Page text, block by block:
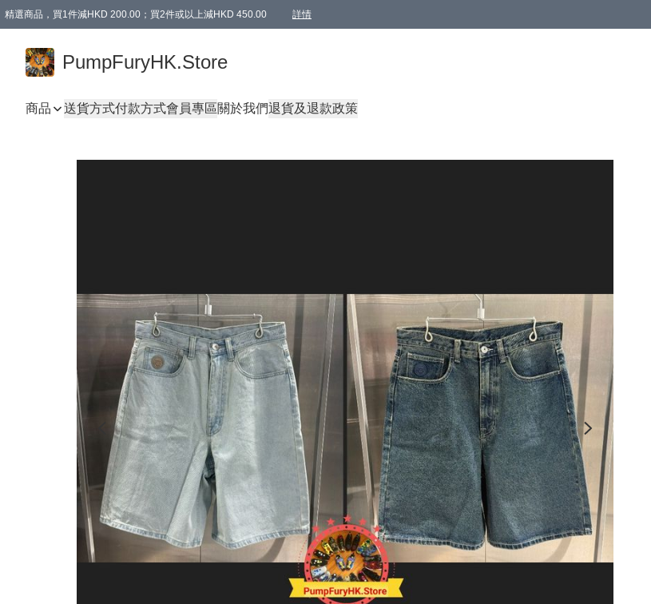
精選商品，買1件減HKD 200.00；買2件或以上減HKD 450.00 詳情
PumpFuryHK.Store
商品 送貨方式付款方式會員專區關於我們退貨及退款政策